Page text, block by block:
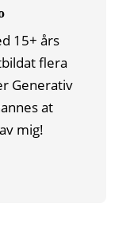
15+ års
flera
Generativ
at
mig!